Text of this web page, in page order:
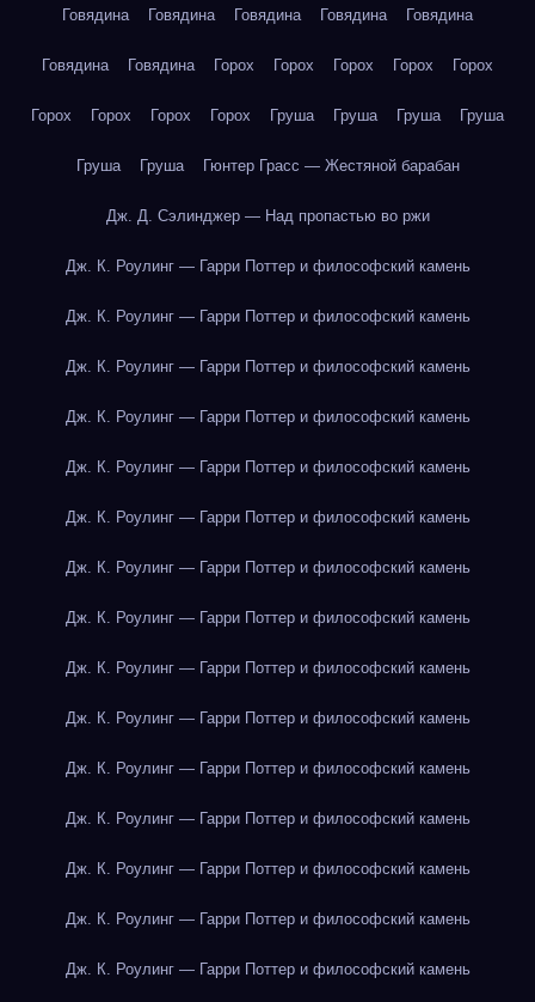
Говядина Говядина Говядина Говядина Говядина
Говядина Говядина Горох Горох Горох Горох Горох
Горох Горох Горох Горох Груша Груша Груша Груша
Груша Груша Гюнтер Грасс — Жестяной барабан
Дж. Д. Сэлинджер — Над пропастью во ржи
Дж. К. Роулинг — Гарри Поттер и философский камень
Дж. К. Роулинг — Гарри Поттер и философский камень
Дж. К. Роулинг — Гарри Поттер и философский камень
Дж. К. Роулинг — Гарри Поттер и философский камень
Дж. К. Роулинг — Гарри Поттер и философский камень
Дж. К. Роулинг — Гарри Поттер и философский камень
Дж. К. Роулинг — Гарри Поттер и философский камень
Дж. К. Роулинг — Гарри Поттер и философский камень
Дж. К. Роулинг — Гарри Поттер и философский камень
Дж. К. Роулинг — Гарри Поттер и философский камень
Дж. К. Роулинг — Гарри Поттер и философский камень
Дж. К. Роулинг — Гарри Поттер и философский камень
Дж. К. Роулинг — Гарри Поттер и философский камень
Дж. К. Роулинг — Гарри Поттер и философский камень
Дж. К. Роулинг — Гарри Поттер и философский камень